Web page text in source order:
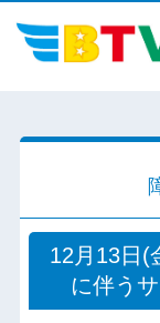
12月13日(
に伴う